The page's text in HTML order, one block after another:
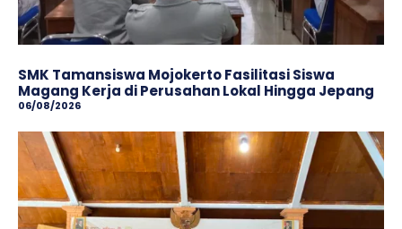
SMK Tamansiswa Mojokerto Fasilitasi Siswa
Magang Kerja di Perusahan Lokal Hingga Jepang
06/08/2026